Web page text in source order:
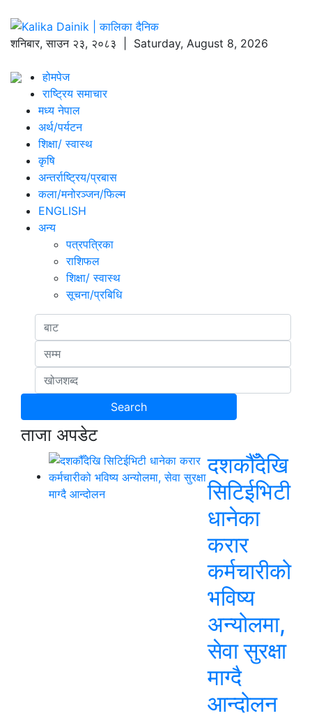
शनिबार,साउन २३, २०८३ | Saturday, August 8, 2026
होमपेज
राष्ट्रिय समाचार
मध्य नेपाल
अर्थ/पर्यटन
शिक्षा/ स्वास्थ
कृषि
अन्तर्राष्ट्रिय/प्रबास
कला/मनोरञ्जन/फिल्म
ENGLISH
अन्य
पत्रपत्रिका
राशिफल
शिक्षा/ स्वास्थ
सूचना/प्रबिधि
ताजा अपडेट
दशकौँदेखि
सिटिईभिटी
धानेका
करार
कर्मचारीको
भविष्य
अन्योलमा,
सेवा सुरक्षा
माग्दै
आन्दोलन